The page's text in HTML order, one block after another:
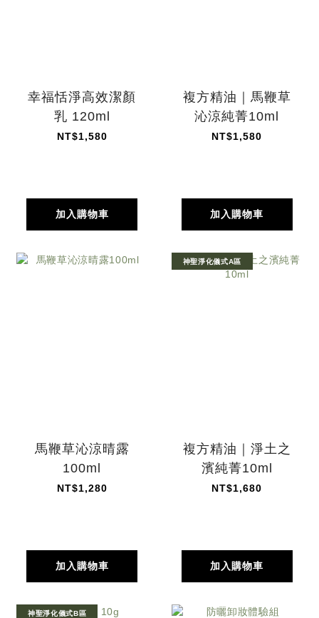
幸福恬淨高效潔顏
乳 120ml
NT$1,580
加入購物車
複方精油｜馬鞭草
沁涼純菁10ml
NT$1,580
加入購物車
馬鞭草沁涼晴露
100ml
NT$1,280
加入購物車
神聖淨化儀式A區
複方精油｜淨土之
濱純菁10ml
NT$1,680
加入購物車
神聖淨化儀式B區